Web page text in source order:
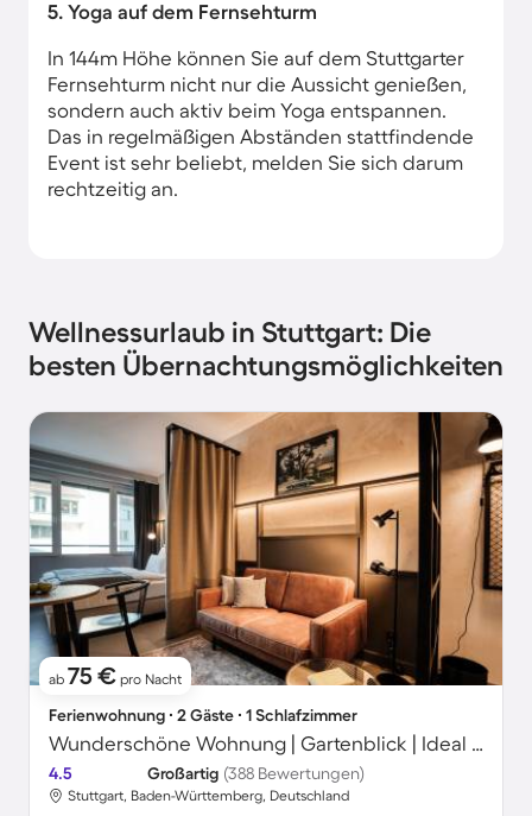
5. Yoga auf dem Fernsehturm
In 144m Höhe können Sie auf dem Stuttgarter
Fernsehturm nicht nur die Aussicht genießen,
sondern auch aktiv beim Yoga entspannen.
Das in regelmäßigen Abständen stattfindende
Event ist sehr beliebt, melden Sie sich darum
rechtzeitig an.
Wellnessurlaub in Stuttgart: Die
besten Übernachtungsmöglichkeiten
ab 75 € pro Nacht
Ferienwohnung ∙ 2 Gäste ∙ 1 Schlafzimmer
Wunderschöne Wohnung | Gartenblick | Ideal für Homeoffice | Haustiere sind willkommen
4.5 Großartig (388 Bewertungen)
Stuttgart, Baden-Württemberg, Deutschland